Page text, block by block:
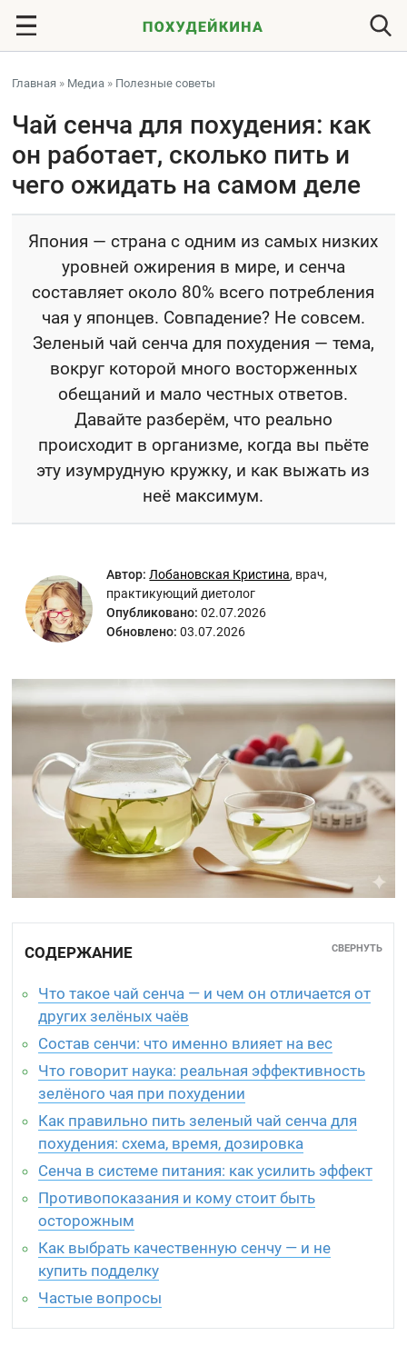
Главная » Медиа » Полезные советы
Чай сенча для похудения: как
он работает, сколько пить и
чего ожидать на самом деле
Япония — страна с одним из самых низких
уровней ожирения в мире, и сенча
составляет около 80% всего потребления
чая у японцев. Совпадение? Не совсем.
Зеленый чай сенча для похудения — тема,
вокруг которой много восторженных
обещаний и мало честных ответов.
Давайте разберём, что реально
происходит в организме, когда вы пьёте
эту изумрудную кружку, и как выжать из
неё максимум.
Автор: Лобановская Кристина, врач,
практикующий диетолог
Опубликовано: 02.07.2026
Обновлено: 03.07.2026
СОДЕРЖАНИЕ СВЕРНУТЬ
Что такое чай сенча — и чем он отличается от
других зелёных чаёв
Состав сенчи: что именно влияет на вес
Что говорит наука: реальная эффективность
зелёного чая при похудении
Как правильно пить зеленый чай сенча для
похудения: схема, время, дозировка
Сенча в системе питания: как усилить эффект
Противопоказания и кому стоит быть
осторожным
Как выбрать качественную сенчу — и не
купить подделку
Частые вопросы